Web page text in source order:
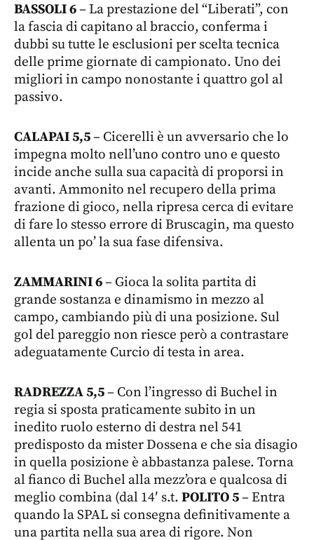
BASSOLI 6– La prestazione del “Liberati”, con
la fascia di capitano al braccio, conferma i
dubbi su tutte le esclusioni per scelta tecnica
delle prime giornate di campionato. Uno dei
migliori in campo nonostante i quattro gol al
passivo.
CALAPAI 5,5– Cicerelli è un avversario che lo
impegna molto nell’uno contro uno e questo
incide anche sulla sua capacità di proporsi in
avanti. Ammonito nel recupero della prima
frazione di gioco, nella ripresa cerca di evitare
di fare lo stesso errore di Bruscagin, ma questo
allenta un po’ la sua fase difensiva.
ZAMMARINI 6– Gioca la solita partita di
grande sostanza e dinamismo in mezzo al
campo, cambiando più di una posizione. Sul
gol del pareggio non riesce però a contrastare
adeguatamente Curcio di testa in area.
RADREZZA 5,5– Con l’ingresso di Buchel in
regia si sposta praticamente subito in un
inedito ruolo esterno di destra nel 541
predisposto da mister Dossena e che sia disagio
in quella posizione è abbastanza palese. Torna
al fianco di Buchel alla mezz’ora e qualcosa di
meglio combina (dal 14′ s.t. POLITO 5– Entra
quando la SPAL si consegna definitivamente a
una partita nella sua area di rigore. Non